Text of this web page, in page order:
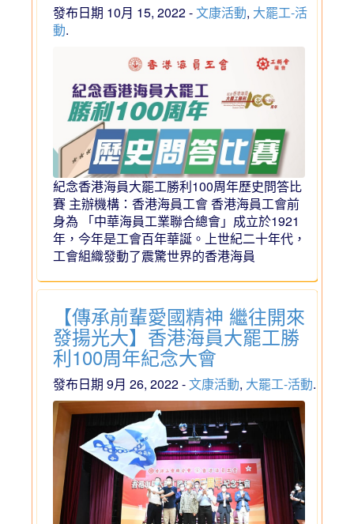
發布日期 10月 15, 2022 -文康活動, 大罷工-活
動.
紀念香港海員大罷工勝利100周年歷史問答比
賽 主辦機構：香港海員工會 香港海員工會前
身為 「中華海員工業聯合總會」成立於1921
年，今年是工會百年華誕。上世紀二十年代，
工會組織發動了震驚世界的香港海員
【傳承前輩愛國精神 繼往開來
發揚光大】香港海員大罷工勝
利100周年紀念大會
發布日期 9月 26, 2022 -文康活動, 大罷工-活動.